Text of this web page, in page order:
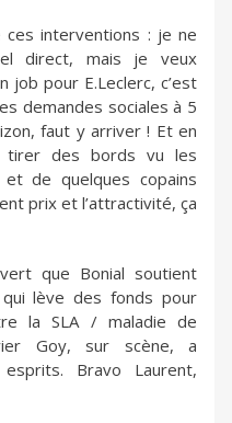
interventions : je ne
direct, mais je veux
job pour E.Leclerc, c’est
demandes sociales à 5
faut y arriver ! Et en
tirer des bords vu les
de quelques copains
prix et l’attractivité, ça
que Bonial soutient
qui lève des fonds pour
la SLA / maladie de
Goy, sur scène, a
Bravo Laurent,